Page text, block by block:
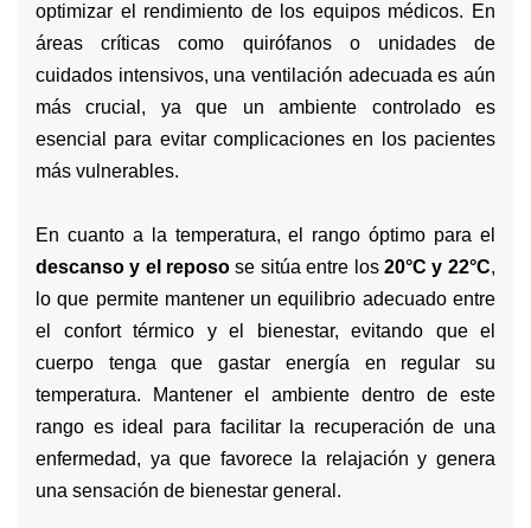
optimizar el rendimiento de los equipos médicos. En
áreas críticas como quirófanos o unidades de
cuidados intensivos, una ventilación adecuada es aún
más crucial, ya que un ambiente controlado es
esencial para evitar complicaciones en los pacientes
más vulnerables.
En cuanto a la temperatura, el rango óptimo para el
descanso y el reposo se sitúa entre los20°C y 22°C,
lo que permite mantener un equilibrio adecuado entre
el confort térmico y el bienestar, evitando que el
cuerpo tenga que gastar energía en regular su
temperatura. Mantener el ambiente dentro de este
rango es ideal para facilitar la recuperación de una
enfermedad, ya que favorece la relajación y genera
una sensación de bienestar general.